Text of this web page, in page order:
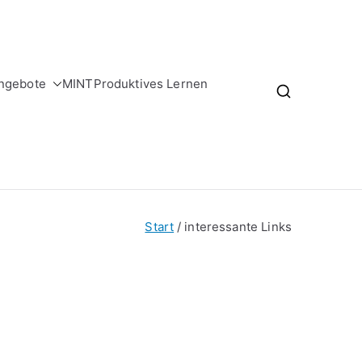
MINTProduktives Lernen
Start interessante Links